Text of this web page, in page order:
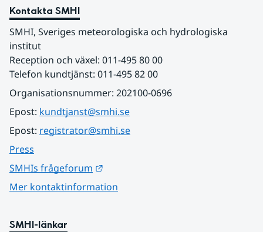
Kontakta SMHI
SMHI, Sveriges meteorologiska och hydrologiska
institut
Reception och växel: 011-495 80 00
Telefon kundtjänst: 011-495 82 00
Organisationsnummer: 202100-0696
Epost: kundtjanst@smhi.se
Epost: registrator@smhi.se
Press
SMHIs frågeforum
Mer kontaktinformation
SMHI-länkar